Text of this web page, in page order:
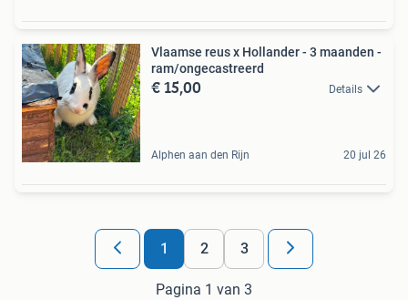
Vlaamse reus x Hollander - 3 maanden -
ram/ongecastreerd
€ 15,00 Details
Alphen aan den Rijn 20 jul 26
1 2 3
Pagina 1 van 3